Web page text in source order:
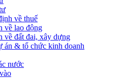
bố công khai quyết toán ngân
tâm Xúc tiến đầu tư phía Bắc
Nam, Bỉ thúc đẩy hợp tác đổi
về thuế
về lao động
về đất đai, xây dựng
án & tổ chức kinh doanh
nước